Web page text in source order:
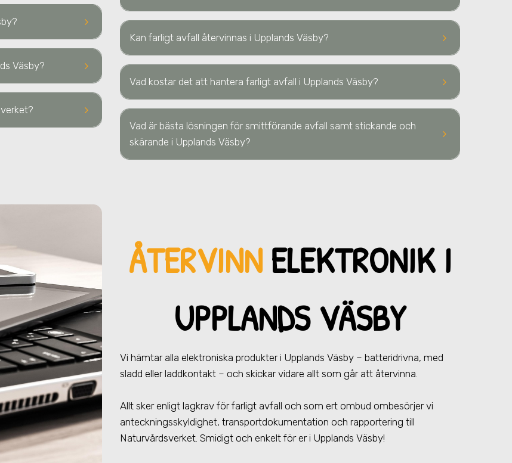
keyboard_arrow_right
?
keyboard_arrow_right
Väsby?
keyboard_arrow_right
keyboard_arrow_right
Kan farligt avfall återvinnas i Upplands Väsby?
keyboard_arrow_right
Vad kostar det att hantera farligt avfall i Upplands Väsby?
keyboard_arrow_right
Vad är bästa lösningen för smittförande avfall samt stickande och
skärande i Upplands Väsby?
ÅTERVINNELEKTRONIK I
UPPLANDS VÄSBY
Vi hämtar alla elektroniska produkteri Upplands Väsby – batteridrivna, med
sladd eller laddkontakt – och skickar vidare allt som går att återvinna.
Allt sker enligt lagkrav för farligt avfall och som ert ombud ombesörjer vi
anteckningsskyldighet, transportdokumentation och rapportering till
Naturvårdsverket. Smidigt och enkelt för eri Upplands Väsby!